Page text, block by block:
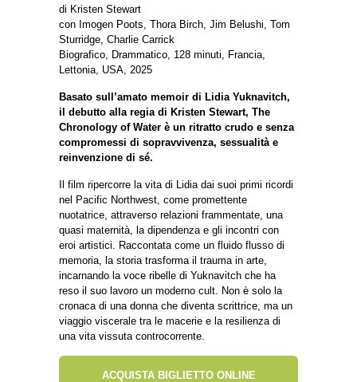
di Kristen Stewart
con Imogen Poots, Thora Birch, Jim Belushi, Tom
Sturridge, Charlie Carrick
Biografico, Drammatico, 128 minuti, Francia,
Lettonia, USA, 2025
Basato sull’amato memoir di Lidia Yuknavitch,
il debutto alla regia di Kristen Stewart, The
Chronology of Water è un ritratto crudo e senza
compromessi di sopravvivenza, sessualità e
reinvenzione di sé.
Il film ripercorre la vita di Lidia dai suoi primi ricordi
nel Pacific Northwest, come promettente
nuotatrice, attraverso relazioni frammentate, una
quasi maternità, la dipendenza e gli incontri con
eroi artistici. Raccontata come un fluido flusso di
memoria, la storia trasforma il trauma in arte,
incarnando la voce ribelle di Yuknavitch che ha
reso il suo lavoro un moderno cult. Non è solo la
cronaca di una donna che diventa scrittrice, ma un
viaggio viscerale tra le macerie e la resilienza di
una vita vissuta controcorrente.
ACQUISTA BIGLIETTO ONLINE